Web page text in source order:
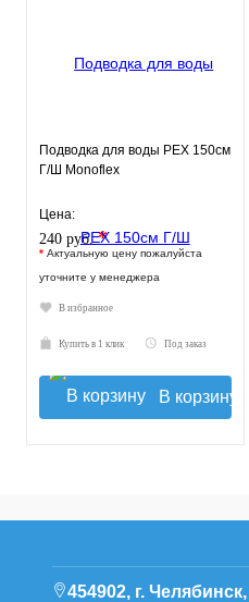
Подводка для воды РЕХ 150см
Г/Ш Monoflex
Цена:
240 руб.*
* Актуальную цену пожалуйста
уточните у менеджера
В избранное
Купить в 1 клик Под заказ
В корзину
454902, г.